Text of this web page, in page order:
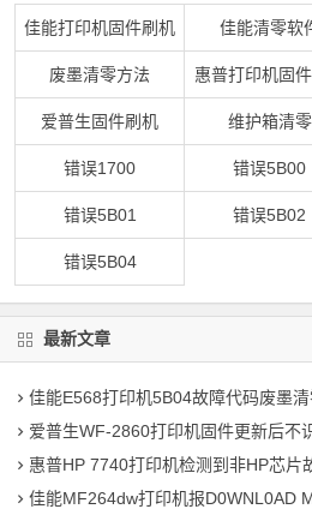
佳能打印机固件刷机 佳能清零软
废墨清零方法 惠普打印机固
爱普生固件刷机 维护箱清零
错误1700 错误5B00
错误5B01 错误5B02
错误5B04
最新文章
佳能E568打印机5B04故障代码废墨清零远程维修
爱普生WF-2860打印机固件更新后不识别墨盒，一开机提示墨盒未正确安装维
惠普HP 7740打印机检测到非HP芯片故障远程维
佳能MF264dw打印机报D0WNL0AD MODE刷固件解决